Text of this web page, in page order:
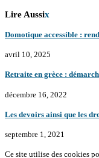
Lire Aussix
Domotique accessible :
avril 10, 2025
Retraite en grèce :
décembre 16, 2022
Les devoirs ainsi que les
septembre 1, 2021
Ce site utilise des cookies